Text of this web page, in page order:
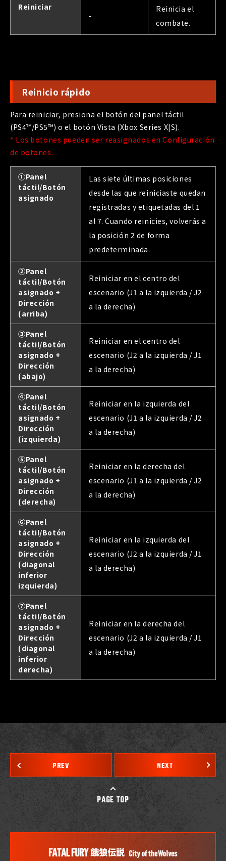
Reiniciar
-
Reinicia el
combate.
Reinicio rápido
Para reiniciar, presiona el botón del panel táctil
(PS4™/PS5™) o el botón Vista (Xbox Series X|S).
* Los botones pueden ser reasignados en Configuración
de botones.
①Panel
táctil/Botón
asignado
Las siete últimas posiciones
desde las que reiniciaste quedan
registradas y etiquetadas del 1
al 7. Cuando reinicies, volverás a
la posición 2 de forma
predeterminada.
②Panel
táctil/Botón
asignado +
Dirección
(arriba)
Reiniciar en el centro del
escenario (J1 a la izquierda / J2
a la derecha)
③Panel
táctil/Botón
asignado +
Dirección
(abajo)
Reiniciar en el centro del
escenario (J2 a la izquierda / J1
a la derecha)
④Panel
táctil/Botón
asignado +
Dirección
(izquierda)
Reiniciar en la izquierda del
escenario (J1 a la izquierda / J2
a la derecha)
⑤Panel
táctil/Botón
asignado +
Dirección
(derecha)
Reiniciar en la derecha del
escenario (J1 a la izquierda / J2
a la derecha)
⑥Panel
táctil/Botón
asignado +
Dirección
(diagonal
inferior
izquierda)
Reiniciar en la izquierda del
escenario (J2 a la izquierda / J1
a la derecha)
⑦Panel
táctil/Botón
asignado +
Dirección
(diagonal
inferior
derecha)
Reiniciar en la derecha del
escenario (J2 a la izquierda / J1
a la derecha)
PREV NEXT
PAGE TOP